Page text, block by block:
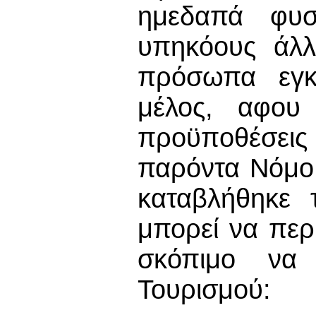
ημεδαπά
υπηκόους
πρόσωπα
μέλος, αφου
παρόντα Νόμο
καταβλήθηκε
μπορεί να
σκόπιμο να
Τουρισμού: